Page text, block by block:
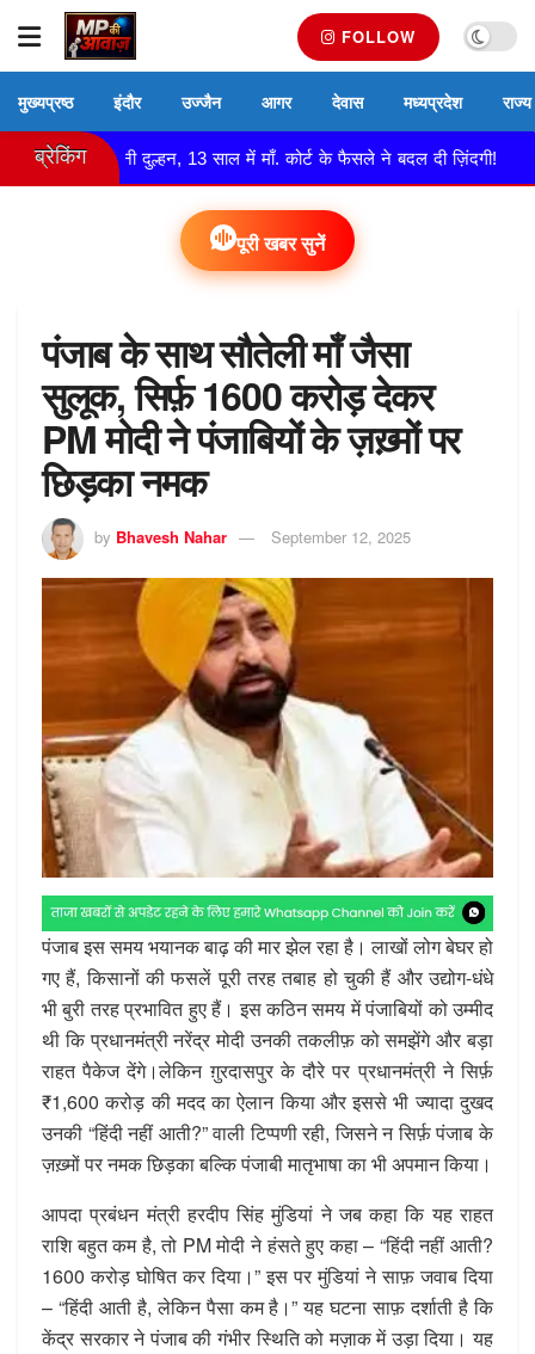
FOLLOW
मुख्यप्रष्ठ इंदौर उज्जैन आगर देवास मध्यप्रदेश राज्य
ब्रेकिंग
बनी दुल्हन, 13 साल में माँ. कोर्ट के फैसले ने बदल दी ज़िंदगी!
पूरी खबर सुनें
पंजाब के साथ सौतेली माँ जैसा
सुलूक, सिर्फ़ 1600 करोड़ देकर
PM मोदी ने पंजाबियों के ज़ख़्मों पर
छिड़का नमक
by Bhavesh Nahar September 12, 2025
पंजाब इस समय भयानक बाढ़ की मार झेल रहा है। लाखों लोग बेघर हो
गए हैं, किसानों की फसलें पूरी तरह तबाह हो चुकी हैं और उद्योग-धंधे
भी बुरी तरह प्रभावित हुए हैं। इस कठिन समय में पंजाबियों को उम्मीद
थी कि प्रधानमंत्री नरेंद्र मोदी उनकी तकलीफ़ को समझेंगे और बड़ा
राहत पैकेज देंगे।लेकिन ग़ुरदासपुर के दौरे पर प्रधानमंत्री ने सिर्फ़
₹1,600 करोड़ की मदद का ऐलान किया और इससे भी ज्यादा दुखद
उनकी “हिंदी नहीं आती?” वाली टिप्पणी रही, जिसने न सिर्फ़ पंजाब के
ज़ख़्मों पर नमक छिड़का बल्कि पंजाबी मातृभाषा का भी अपमान किया।
आपदा प्रबंधन मंत्री हरदीप सिंह मुंडियां ने जब कहा कि यह राहत
राशि बहुत कम है, तो PM मोदी ने हंसते हुए कहा – “हिंदी नहीं आती?
1600 करोड़ घोषित कर दिया।” इस पर मुंडियां ने साफ़ जवाब दिया
– “हिंदी आती है, लेकिन पैसा कम है।” यह घटना साफ़ दर्शाती है कि
केंद्र सरकार ने पंजाब की गंभीर स्थिति को मज़ाक में उड़ा दिया। यह